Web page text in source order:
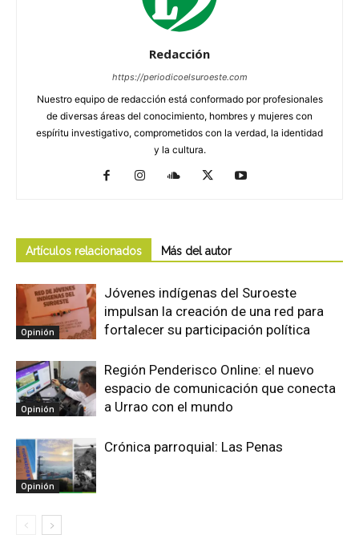
Redacción
https://periodicoelsuroeste.com
Nuestro equipo de redacción está conformado por profesionales
de diversas áreas del conocimiento, hombres y mujeres con
espíritu investigativo, comprometidos con la verdad, la identidad
y la cultura.
Artículos relacionados Más del autor
Opinión
Jóvenes indígenas del Suroeste
impulsan la creación de una red para
fortalecer su participación política
Opinión
Región Penderisco Online: el nuevo
espacio de comunicación que conecta
a Urrao con el mundo
Opinión
Crónica parroquial: Las Penas